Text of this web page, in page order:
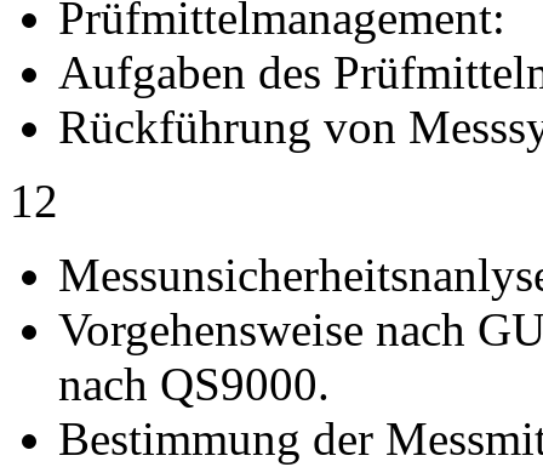
Prüfmittelmanagement:
Aufgaben des
Rückführung von
12
Vorgehensweise nach
nach QS9000.
Bestimmung der